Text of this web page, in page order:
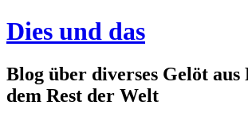
Dies und das
Blog über diverses Gelöt aus
dem Rest der Welt